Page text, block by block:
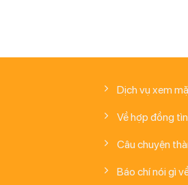
Dịch vụ xem
Về hợp đồng
Câu chuyện
Báo chí nói gì